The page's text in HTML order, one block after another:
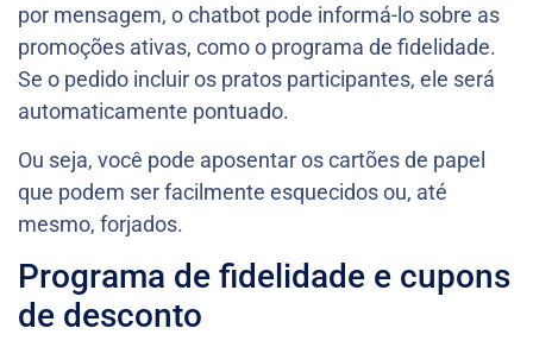
por mensagem, o chatbot pode informá-lo sobre as
promoções ativas, como o programa de fidelidade.
Se o pedido incluir os pratos participantes, ele será
automaticamente pontuado.
Ou seja, você pode aposentar os cartões de papel
que podem ser facilmente esquecidos ou, até
mesmo, forjados.
Programa de fidelidade e cupons
de desconto